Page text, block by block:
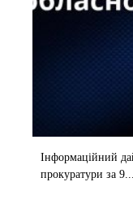
Інформаційний
прокуратури за 9...